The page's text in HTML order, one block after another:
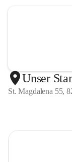
Unser
St. Magdalena 55,